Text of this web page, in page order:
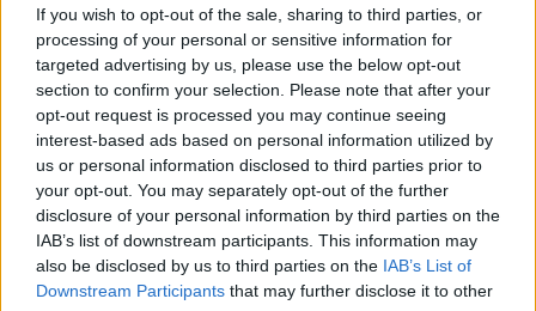
If you wish to opt-out of the sale, sharing to third parties, or
processing of your personal or sensitive information for
targeted advertising by us, please use the below opt-out
section to confirm your selection. Please note that after your
opt-out request is processed you may continue seeing
interest-based ads based on personal information utilized by
us or personal information disclosed to third parties prior to
your opt-out. You may separately opt-out of the further
disclosure of your personal information by third parties on the
IAB’s list of downstream participants. This information may
also be disclosed by us to third parties on the IAB’s List of
Downstream Participants that may further disclose it to other
16 Aprile 2019, dei Comuni di: Bibbona, Campiglia Marittima,
Capraia Isola, Gavorrano, Livorno, Massa Marittima, Monterotondo
Marittimo, Monteverdi Marittimo, Pomarance, Portoferraio,
Rosignano Marittimo e Scarlino. Presenti alla seduta anche il
revisore dei Conti Stefano Noferi, il direttore generale Roberto
Benvenuto e i dirigenti dell’Area Manutenzione e Amministrativa,
rispettivamente Roberto Pandolfi e Alessandro Fabbrizzi.
I lavori dell’Assemblea si sono aperti secondo l’ordine del giorno
che prevedeva la convalida degli eletti; l’elezione del presidente,